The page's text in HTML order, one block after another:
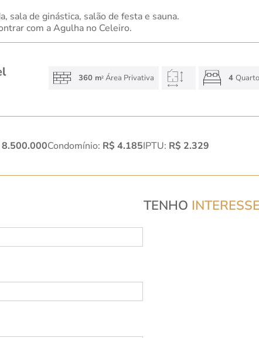
sala de ginástica, salão de festa e sauna.
com a Agulha no Celeiro.
360 m2Área Privativa 4
8.500.000Condomínio: R$ 4.185IPTU: R$ 2.329
TENHO INTERESSE